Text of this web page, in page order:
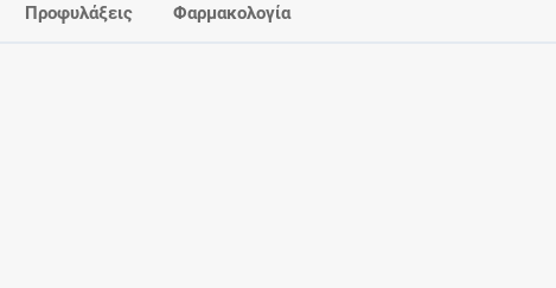
Προφυλάξεις Φαρμακολογία